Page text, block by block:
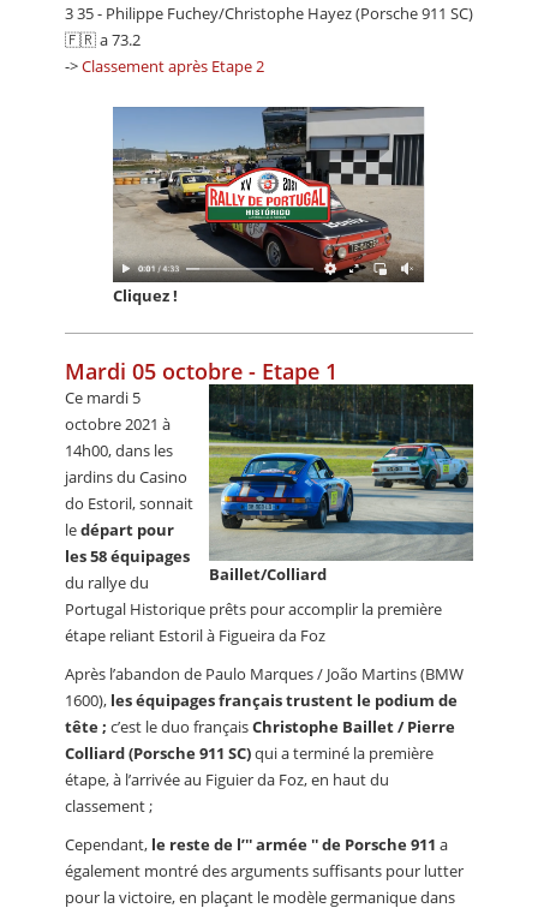
3 35 - Philippe Fuchey/Christophe Hayez (Porsche 911 SC)
🇫🇷 a 73.2
->Classement après Etape 2
Cliquez !
Mardi 05 octobre - Etape 1
Baillet/Colliard
Ce mardi 5
octobre 2021 à
14h00, dans les
jardins du Casino
do Estoril, sonnait
ledépart pour
les 58 équipages
du rallye du
Portugal Historique prêts pour accomplir la première
étape reliant Estoril à Figueira da Foz
Après l’abandon de Paulo Marques / João Martins (BMW
1600), les équipages français trustent le podium de
tête ; c’est le duo françaisChristophe Baillet / Pierre
Colliard (Porsche 911 SC)qui a terminé la première
étape, à l’arrivée au Figuier da Foz, en haut du
classement ;
Cependant, le reste de l’′′ armée ′′ de Porsche 911 a
également montré des arguments suffisants pour lutter
pour la victoire, en plaçant le modèle germanique dans